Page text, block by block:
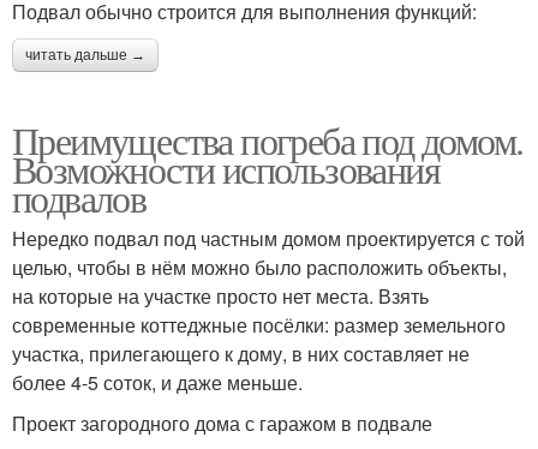
Подвал обычно строится для выполнения функций:
читать дальше →
Преимущества погреба под домом.
Возможности использования
подвалов
Нередко подвал под частным домом проектируется с той
целью, чтобы в нём можно было расположить объекты,
на которые на участке просто нет места. Взять
современные коттеджные посёлки: размер земельного
участка, прилегающего к дому, в них составляет не
более 4-5 соток, и даже меньше.
Проект загородного дома с гаражом в подвале